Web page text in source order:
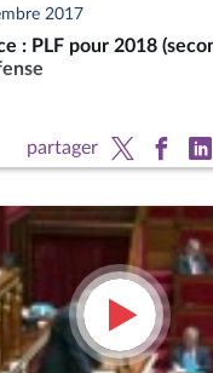
2017
: PLF pour 2018
partager